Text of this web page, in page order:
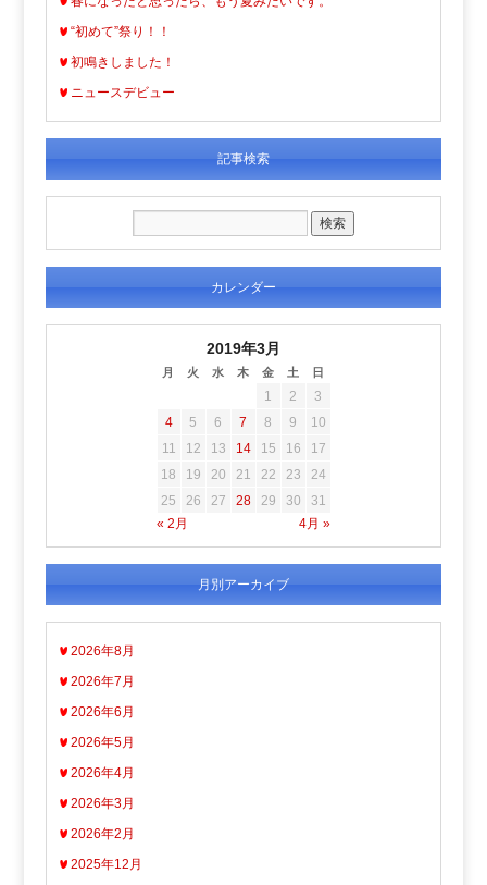
“初めて”祭り！！
初鳴きしました！
ニュースデビュー
記事検索
カレンダー
2019年3月
月 火 水 木 金 土 日
« 2月 4月 »
1 2
3
4
5 6 7 8 9
10
11
12 13 14 15 16
17
18
19 20 21 22 23
24
25
26 27 28 29 30 31
月別アーカイブ
2026年8月
2026年7月
2026年6月
2026年5月
2026年4月
2026年3月
2026年2月
2025年12月